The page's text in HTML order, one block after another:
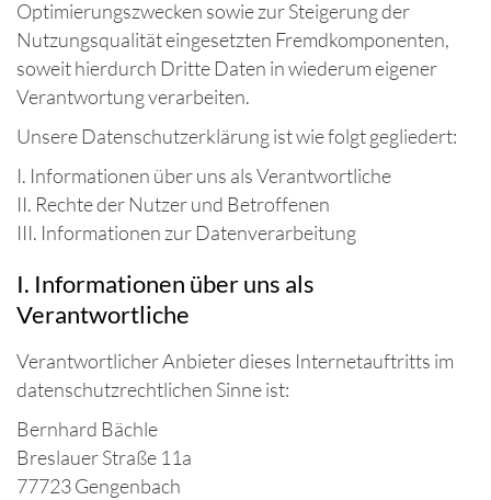
Optimierungszwecken sowie zur Steigerung der
Nutzungsqualität eingesetzten Fremdkomponenten,
soweit hierdurch Dritte Daten in wiederum eigener
Verantwortung verarbeiten.
Unsere Datenschutzerklärung ist wie folgt gegliedert:
I. Informationen über uns als Verantwortliche
II. Rechte der Nutzer und Betroffenen
III. Informationen zur Datenverarbeitung
I. Informationen über uns als
Verantwortliche
Verantwortlicher Anbieter dieses Internetauftritts im
datenschutzrechtlichen Sinne ist:
Bernhard Bächle
Breslauer Straße 11a
77723 Gengenbach